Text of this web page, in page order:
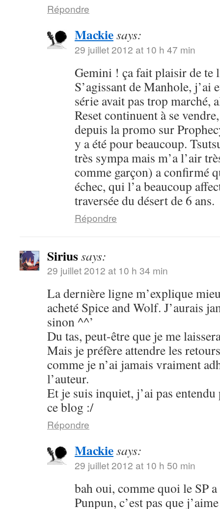
Répondre
Mackiesays:
29 juillet 2012 at 10 h 47 min
Gemini ! ça fait plaisir de te
S’agissant de Manhole,
série avait pas trop marché,
Reset continuent à se
depuis la promo sur
y a été pour beaucoup.
très sympa mais m’a l’air
comme garçon) a confirmé
échec, qui l’a beaucoup
traversée du désert de 6 ans.
Répondre
Siriussays:
29 juillet 2012 at 10 h 34 min
La dernière ligne m’explique
acheté Spice and Wolf. J’aurais
sinon ^^’
Du tas, peut-être que je me
Mais je préfère attendre les
comme je n’ai jamais vraiment
l’auteur.
Et je suis inquiet, j’ai pas
ce blog :/
Répondre
Mackiesays:
29 juillet 2012 at 10 h 50 min
bah oui, comme quoi le SP
Punpun, c’est pas que